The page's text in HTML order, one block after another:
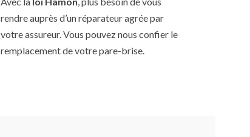
rendre auprès d’un réparateur agrée par
votre assureur. Vous pouvez nous confier le
remplacement de votre pare-brise.